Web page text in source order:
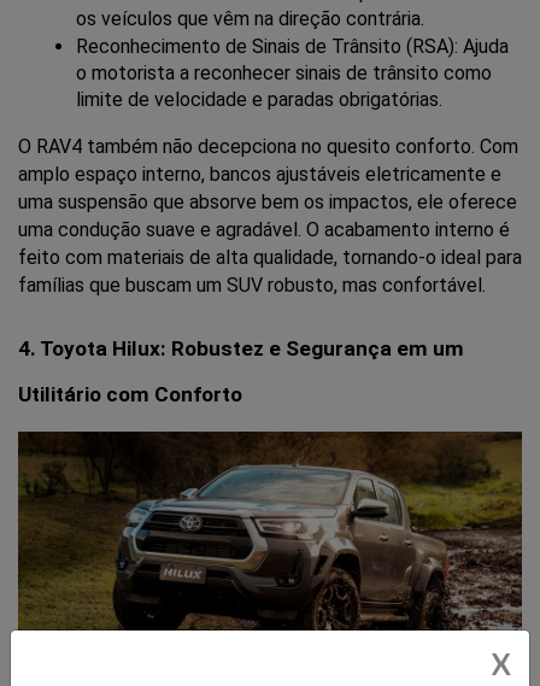
os veículos que vêm na direção contrária.
Reconhecimento de Sinais de Trânsito (RSA): Ajuda
o motorista a reconhecer sinais de trânsito como
limite de velocidade e paradas obrigatórias.
O RAV4 também não decepciona no quesito conforto. Com
amplo espaço interno, bancos ajustáveis eletricamente e
uma suspensão que absorve bem os impactos, ele oferece
uma condução suave e agradável. O acabamento interno é
feito com materiais de alta qualidade, tornando-o ideal para
famílias que buscam um SUV robusto, mas confortável.
4. Toyota Hilux: Robustez e Segurança em um
Utilitário com Conforto
X